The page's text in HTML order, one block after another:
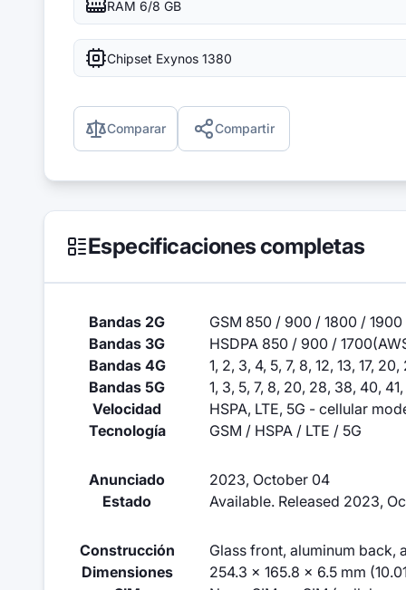
RAM 6/8 GB
Chipset Exynos 1380
Comparar Compartir
Especificaciones completas
Bandas 2G
GSM 850 / 900 / 1800 / 1900
Bandas 3G
HSDPA 850 / 900 /
Bandas 4G
1, 2, 3, 4, 5, 7, 8, 12, 13, 17,
Bandas 5G
1, 3, 5, 7, 8, 20, 28, 38, 40,
Velocidad
HSPA, LTE, 5G - cellular
Tecnología
GSM / HSPA / LTE / 5G
Anunciado
2023, October 04
Estado
Available. Released 2023,
Construcción
Glass front, aluminum back,
Dimensiones
254.3 x 165.8 x 6.5 mm